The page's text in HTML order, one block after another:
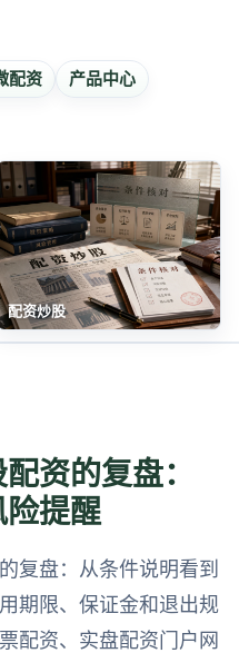
配资
产品中心
配资炒股
资的复盘：
险提醒
复盘：从条件说明看到
期限、保证金和退出规
配资、实盘配资门户网